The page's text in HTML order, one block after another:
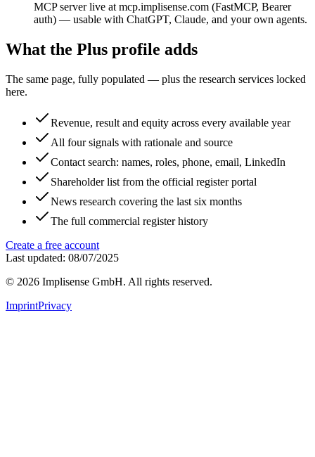
MCP server live at mcp.implisense.com (FastMCP, Bearer
auth) — usable with ChatGPT, Claude, and your own agents.
What the Plus profile adds
The same page, fully populated — plus the research services locked
here.
Revenue, result and equity across every available year
All four signals with rationale and source
Contact search: names, roles, phone, email, LinkedIn
Shareholder list from the official register portal
News research covering the last six months
The full commercial register history
Create a free account
Last updated: 08/07/2025
© 2026 Implisense GmbH. All rights reserved.
ImprintPrivacy